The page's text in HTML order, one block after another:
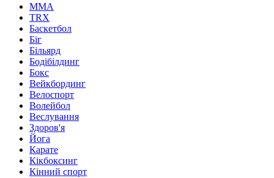
MMA
TRX
Баскетбол
Біг
Більярд
Бодібілдинг
Бокс
Вейкбординг
Велоспорт
Волейбол
Веслування
Здоров'я
Йога
Карате
Кікбоксинг
Кінний спорт